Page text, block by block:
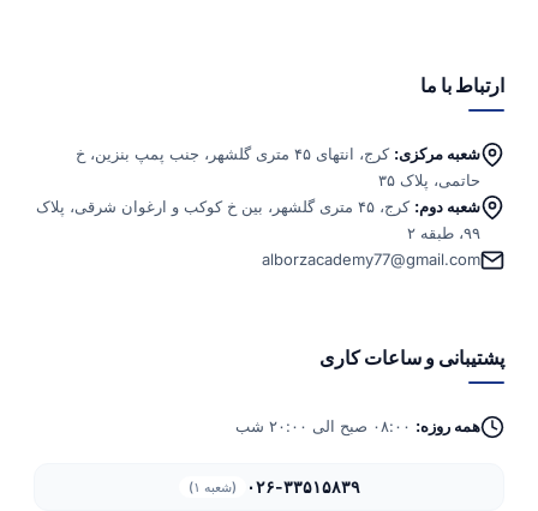
ارتباط با ما
شعبه مرکزی:
کرج، انتهای ۴۵ متری گلشهر، جنب پمپ بنزین، خ
حاتمی، پلاک ۳۵
شعبه دوم:
کرج، ۴۵ متری گلشهر، بین خ کوکب و ارغوان شرقی، پلاک
۹۹، طبقه ۲
alborzacademy77@gmail.com
پشتیبانی و ساعات کاری
همه روزه:
۰۲۶-۳۳۵۱۵۸۳۹ (شعبه ۱)